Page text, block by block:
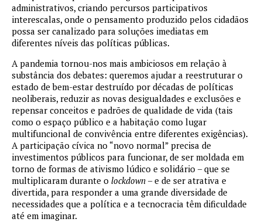
administrativos, criando percursos participativos
interescalas, onde o pensamento produzido pelos cidadãos
possa ser canalizado para soluções imediatas em
diferentes níveis das políticas públicas.
A pandemia tornou-nos mais ambiciosos em relação à
substância dos debates: queremos ajudar a reestruturar o
estado de bem-estar destruído por décadas de políticas
neoliberais, reduzir as novas desigualdades e exclusões e
repensar conceitos e padrões de qualidade de vida (tais
como o espaço público e a habitação como lugar
multifuncional de convivência entre diferentes exigências).
A participação cívica no “novo normal” precisa de
investimentos públicos para funcionar, de ser moldada em
torno de formas de ativismo lúdico e solidário – que se
multiplicaram durante o lockdown – e de ser atrativa e
divertida, para responder a uma grande diversidade de
necessidades que a política e a tecnocracia têm dificuldade
até em imaginar.